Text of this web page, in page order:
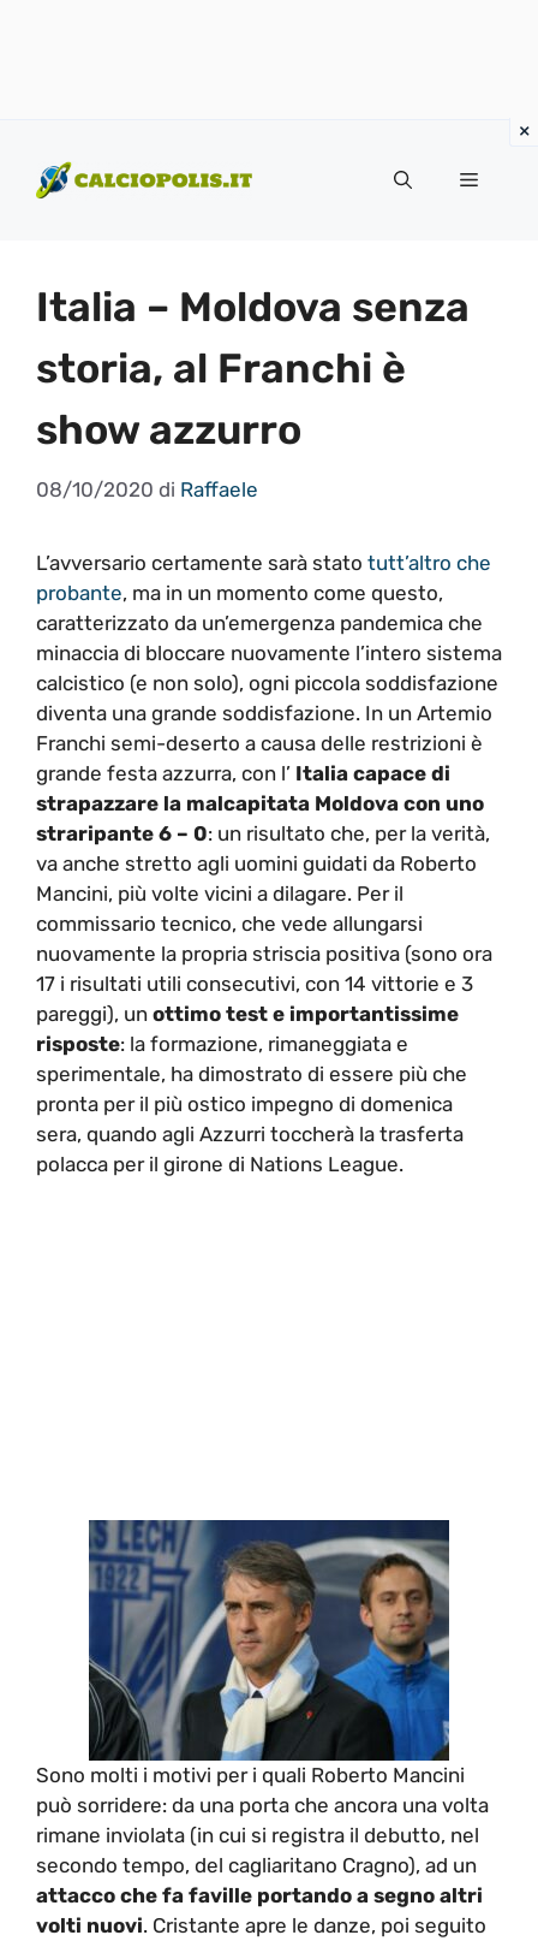
contenuto
Menu
Italia – Moldova senza
storia, al Franchi è
show azzurro
08/10/2020 di Raffaele
L’avversario certamente sarà stato tutt’altro che
probante, ma in un momento come questo,
caratterizzato da un’emergenza pandemica che
minaccia di bloccare nuovamente l’intero sistema
calcistico (e non solo), ogni piccola soddisfazione
diventa una grande soddisfazione. In un Artemio
Franchi semi-deserto a causa delle restrizioni è
grande festa azzurra, con l’ Italia capace di
strapazzare la malcapitata Moldova con uno
straripante 6 – 0: un risultato che, per la verità,
va anche stretto agli uomini guidati da Roberto
Mancini, più volte vicini a dilagare. Per il
commissario tecnico, che vede allungarsi
nuovamente la propria striscia positiva (sono ora
17 i risultati utili consecutivi, con 14 vittorie e 3
pareggi), un ottimo test e importantissime
risposte: la formazione, rimaneggiata e
sperimentale, ha dimostrato di essere più che
pronta per il più ostico impegno di domenica
sera, quando agli Azzurri toccherà la trasferta
polacca per il girone di Nations League.
Sono molti i motivi per i quali Roberto Mancini
può sorridere: da una porta che ancora una volta
rimane inviolata (in cui si registra il debutto, nel
secondo tempo, del cagliaritano Cragno), ad un
attacco che fa faville portando a segno altri
volti nuovi. Cristante apre le danze, poi seguito